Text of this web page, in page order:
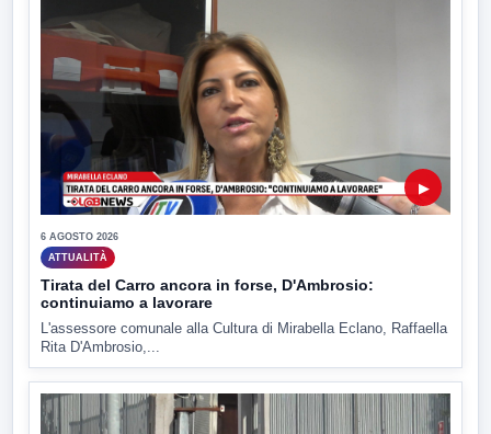
▶
6 AGOSTO 2026
ATTUALITÀ
Tirata del Carro ancora in forse, D'Ambrosio:
continuiamo a lavorare
L'assessore comunale alla Cultura di Mirabella Eclano, Raffaella
Rita D'Ambrosio,...